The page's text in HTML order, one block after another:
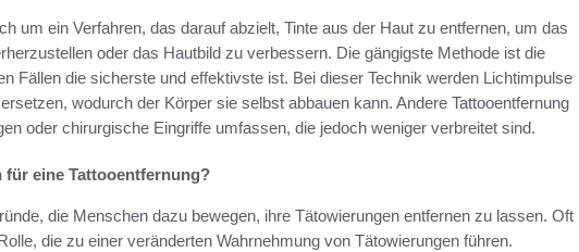
um ein Verfahren, das darauf abzielt, Tinte aus der Haut zu entfernen, um das
oder das Hautbild zu verbessern. Die gängigste Methode ist die
Fällen die sicherste und effektivste ist. Bei dieser Technik werden Lichtimpulse
wodurch der Körper sie selbst abbauen kann. Andere Tattooentfernung
oder chirurgische Eingriffe umfassen, die jedoch weniger verbreitet sind.
für eine Tattooentfernung?
die Menschen dazu bewegen, ihre Tätowierungen entfernen zu lassen. Oft
die zu einer veränderten Wahrnehmung von Tätowierungen führen.